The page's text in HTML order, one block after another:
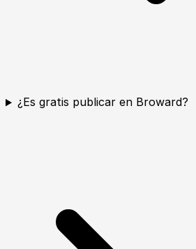
¿Es gratis publicar en Broward?